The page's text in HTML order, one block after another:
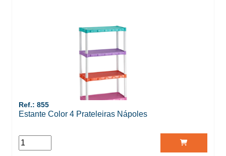
Ref.: 855
Estante Color 4 Prateleiras Nápoles